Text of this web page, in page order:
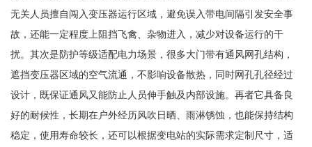
无关人员擅自闯入变压器运行区域，避免误入带电间隔引发安全事
故，还能一定程度上阻挡飞禽、杂物进入，减少对设备运行的干
扰。其次是防护等级适配电力场景，很多大门带有通风网孔结构，
遮挡变压器区域的空气流通，不影响设备散热，同时网孔孔径经过
设计，既保证通风又能防止人员伸手触及内部设施。再者它具备良
好的耐候性，长期在户外经历风吹日晒、雨淋锈蚀，也能保持结构
稳定，使用寿命较长，还可以根据变电站的实际需求定制尺寸，适